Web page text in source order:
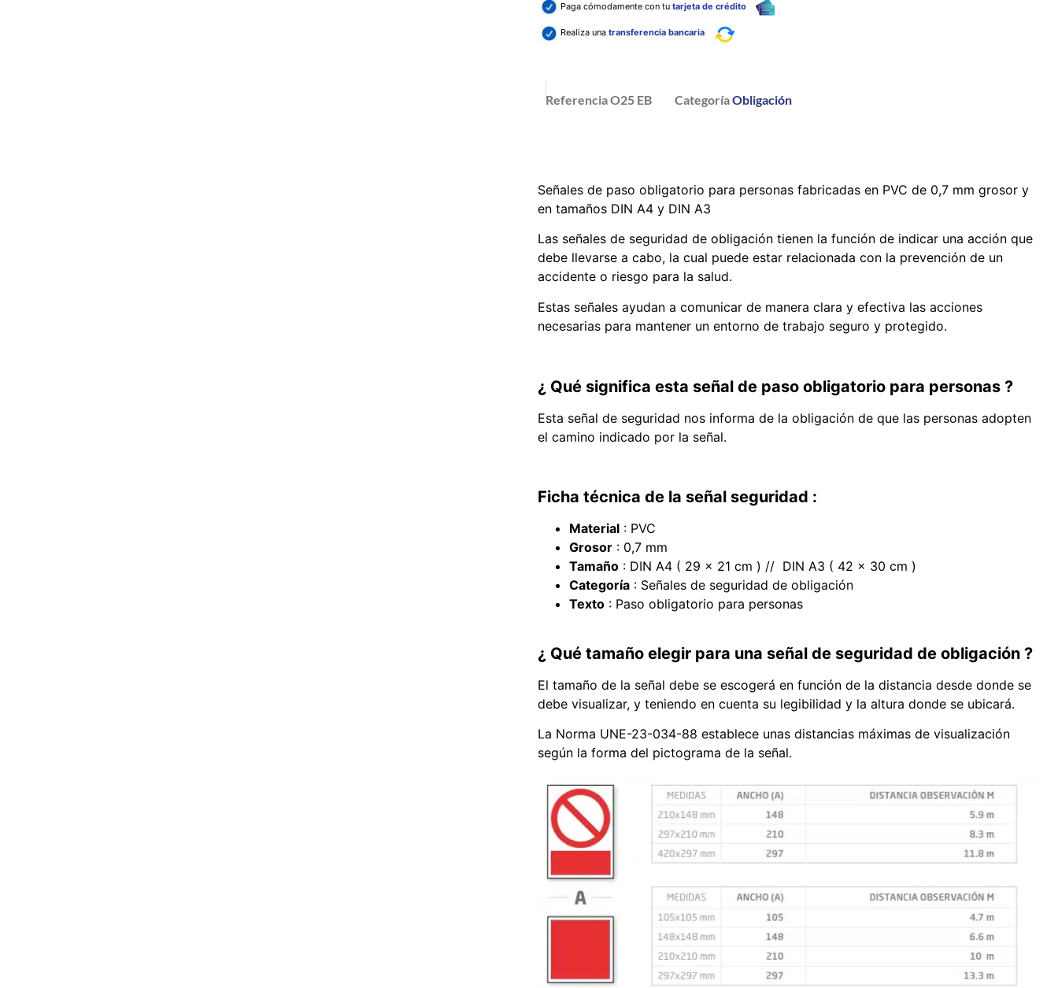
Paga cómodamente con tu tarjeta de crédito
Realiza una transferencia bancaria
ReferenciaO25 EB CategoríaObligación
Señales de paso obligatorio para personas fabricadas en PVC de 0,7 mm grosor y
en tamaños DIN A4 y DIN A3
Las señales de seguridad de obligación tienen la función de indicar una acción que
debe llevarse a cabo, la cual puede estar relacionada con la prevención de un
accidente o riesgo para la salud.
Estas señales ayudan a comunicar de manera clara y efectiva las acciones
necesarias para mantener un entorno de trabajo seguro y protegido.
¿ Qué significa esta señal de paso obligatorio para personas ?
Esta señal de seguridad nos informa de la obligación de que las personas adopten
el camino indicado por la señal.
Ficha técnica de la señal seguridad :
Material: PVC
Grosor: 0,7 mm
Tamaño: DIN A4 ( 29 x 21 cm ) // DIN A3 ( 42 x 30 cm )
Categoría: Señales de seguridad de obligación
Texto: Paso obligatorio para personas
¿ Qué tamaño elegir para una señal de seguridad de obligación ?
El tamaño de la señal debe se escogerá en función de la distancia desde donde se
debe visualizar, y teniendo en cuenta su legibilidad y la altura donde se ubicará.
La Norma UNE-23-034-88 establece unas distancias máximas de visualización
según la forma del pictograma de la señal.